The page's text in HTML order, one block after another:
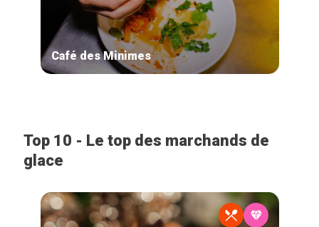
Café des Minimes
Top 10 - Le top des marchands de
glace